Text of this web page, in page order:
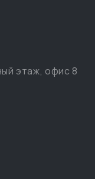
этаж, офис 8